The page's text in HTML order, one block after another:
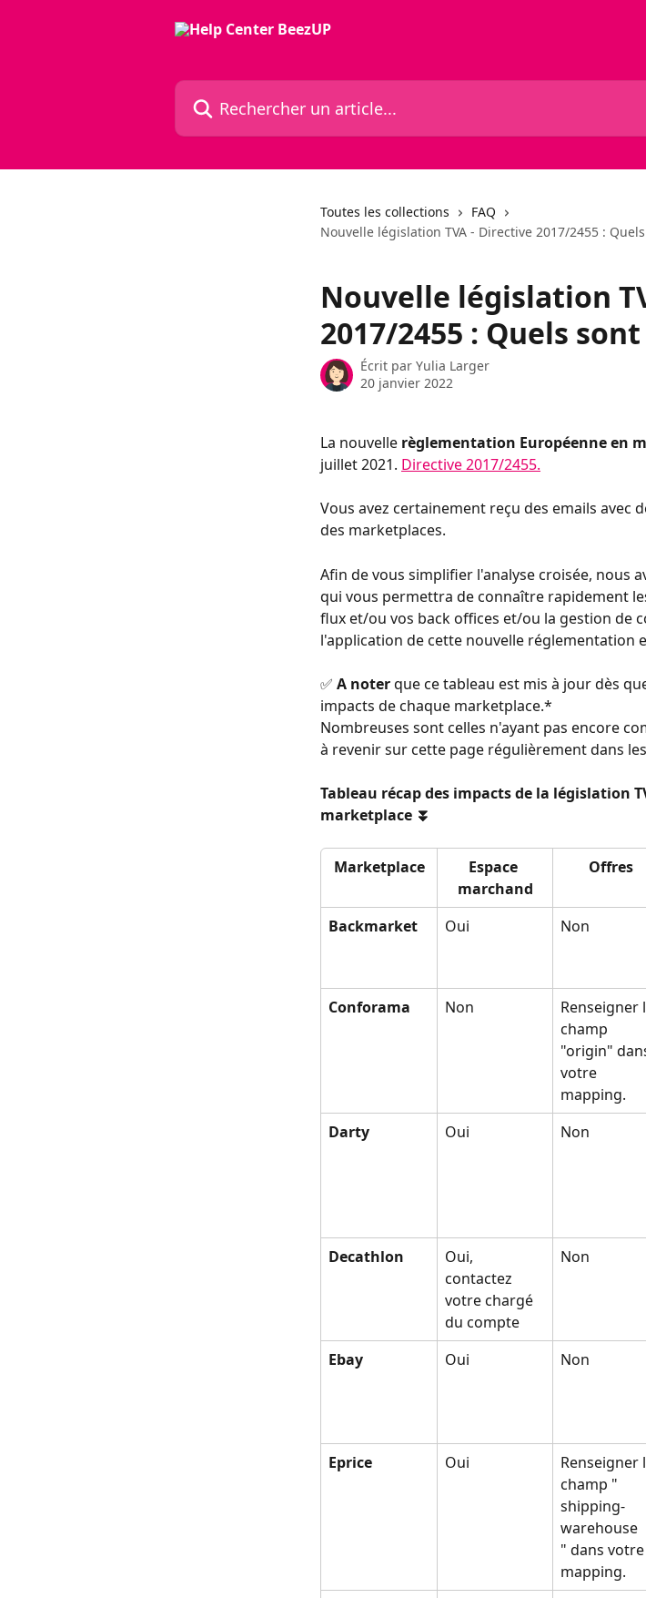
Rechercher un article...
Toutes les collections
FAQ
Nouvelle législation TVA - Directive 2017/2455 :
Nouvelle législation
2017/2455 : Quels
Écrit par Yulia Larger
20 janvier 2022
La nouvelle règlementation Européenne en
juillet 2021. Directive 2017/2455.
Vous avez certainement reçu des emails avec
des marketplaces.
Afin de vous simplifier l'analyse croisée, nous
qui vous permettra de connaître rapidement
flux et/ou vos back offices et/ou la gestion de
l'application de cette nouvelle réglementation
✅ A noter que ce tableau est mis à jour dès
impacts de chaque marketplace.*
Nombreuses sont celles n'ayant pas encore
à revenir sur cette page régulièrement dans
Tableau récap des impacts de la législation
marketplace ⏬
Marketplace
Espace
marchand
Offres
Backmarket
Oui Non
Conforama
Non
Renseigner
champ
"origin"
votre
mapping.
Darty
Oui Non
Decathlon
Oui,
contactez
votre chargé
du compte
Non
Ebay Oui Non
Eprice
Oui
Renseigner
champ "
shipping-
warehouse
" dans votre
mapping.